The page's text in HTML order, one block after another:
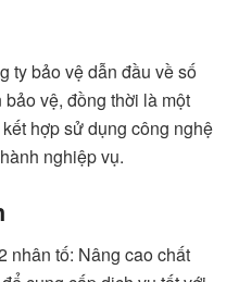
ty bảo vệ dẫn đầu về số
vệ, đồng thời là một
hợp sử dụng công nghệ
nghiệp vụ.
nhân tố: Nâng cao chất